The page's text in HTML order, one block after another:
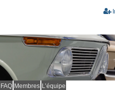
FAQ Membres L’équipe